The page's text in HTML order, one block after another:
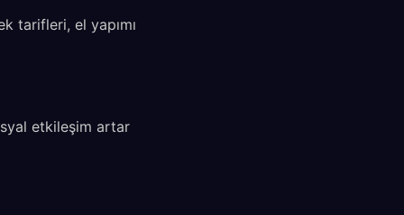
tarifleri, el yapımı
etkileşim artar